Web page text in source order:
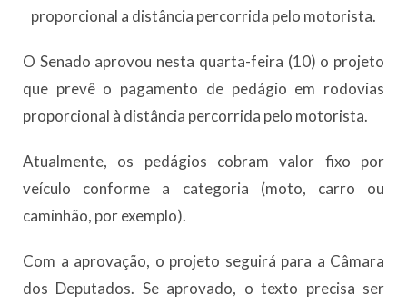
proporcional a distância percorrida pelo motorista.
O Senado aprovou nesta quarta-feira (10) o projeto
que prevê o pagamento de pedágio em rodovias
proporcional à distância percorrida pelo motorista.
Atualmente, os pedágios cobram valor fixo por
veículo conforme a categoria (moto, carro ou
caminhão, por exemplo).
Com a aprovação, o projeto seguirá para a Câmara
dos Deputados. Se aprovado, o texto precisa ser